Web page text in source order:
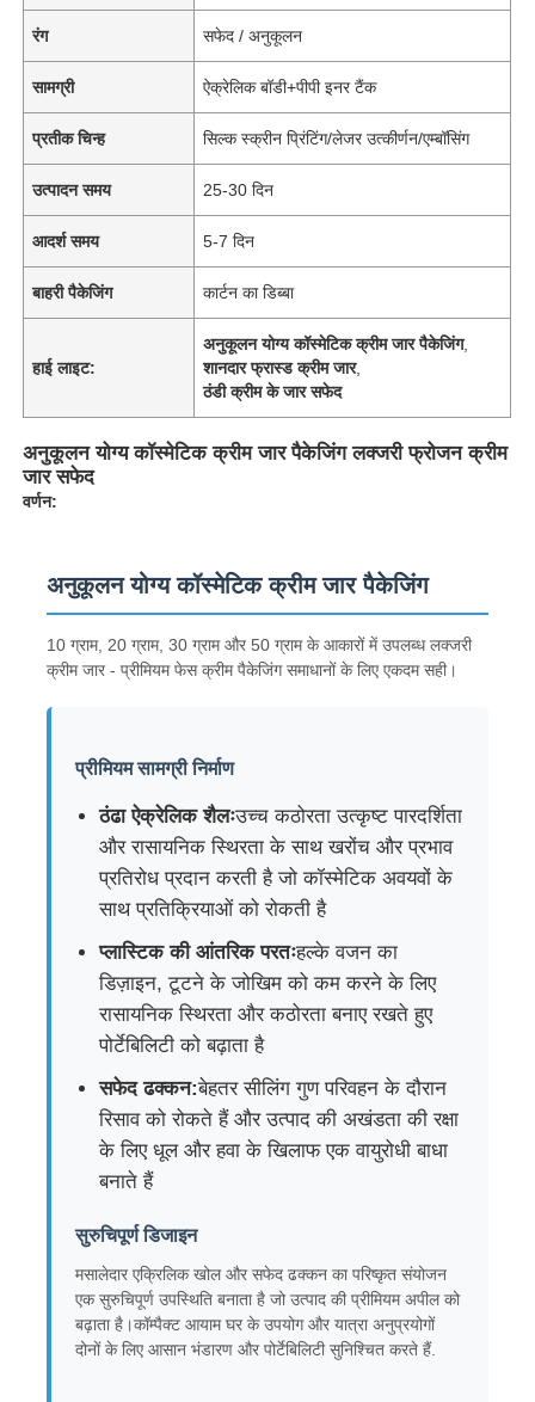
उत्पाद
रंग सफेद / अनुकूलन
सामग्री ऐक्रेलिक बॉडी+पीपी इनर टैंक
प्रतीक चिन्ह सिल्क स्क्रीन प्रिंटिंग/लेजर उत्कीर्णन/एम्बॉसिंग
उत्पादन समय 25-30 दिन
आदर्श समय 5-7 दिन
बाहरी पैकेजिंग कार्टन का डिब्बा
हाई लाइट:
अनुकूलन योग्य कॉस्मेटिक क्रीम जार पैकेजिंग,
शानदार फ्रास्ड क्रीम जार,
ठंडी क्रीम के जार सफेद
अनुकूलन योग्य कॉस्मेटिक क्रीम जार पैकेजिंग लक्जरी फ्रोजन क्रीम
जार सफेद
वर्णन:
अनुकूलन योग्य कॉस्मेटिक क्रीम जार पैकेजिंग
10 ग्राम, 20 ग्राम, 30 ग्राम और 50 ग्राम के आकारों में उपलब्ध लक्जरी
क्रीम जार - प्रीमियम फेस क्रीम पैकेजिंग समाधानों के लिए एकदम सही।
प्रीमियम सामग्री निर्माण
ठंढा ऐक्रेलिक शैलःउच्च कठोरता उत्कृष्ट पारदर्शिता
और रासायनिक स्थिरता के साथ खरोंच और प्रभाव
प्रतिरोध प्रदान करती है जो कॉस्मेटिक अवयवों के
साथ प्रतिक्रियाओं को रोकती है
प्लास्टिक की आंतरिक परतःहल्के वजन का
डिज़ाइन, टूटने के जोखिम को कम करने के लिए
रासायनिक स्थिरता और कठोरता बनाए रखते हुए
पोर्टेबिलिटी को बढ़ाता है
सफेद ढक्कन:बेहतर सीलिंग गुण परिवहन के दौरान
रिसाव को रोकते हैं और उत्पाद की अखंडता की रक्षा
के लिए धूल और हवा के खिलाफ एक वायुरोधी बाधा
बनाते हैं
सुरुचिपूर्ण डिजाइन
मसालेदार एक्रिलिक खोल और सफेद ढक्कन का परिष्कृत संयोजन
एक सुरुचिपूर्ण उपस्थिति बनाता है जो उत्पाद की प्रीमियम अपील को
बढ़ाता है।कॉम्पैक्ट आयाम घर के उपयोग और यात्रा अनुप्रयोगों
दोनों के लिए आसान भंडारण और पोर्टेबिलिटी सुनिश्चित करते हैं.